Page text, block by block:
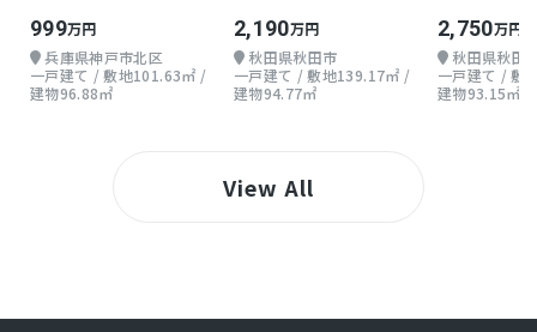
999万円
兵庫県神戸市北区
一戸建て / 敷地101.63㎡ /
建物96.88㎡
2,190万円
秋田県秋田市
一戸建て / 敷地139.17㎡ /
建物94.77㎡
2,750万円
秋田県秋田
一戸建て / 敷
建物93.15㎡
View All